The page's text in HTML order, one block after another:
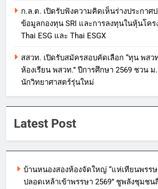
ก.ล.ต. เปิดรับฟังความคิดเห็นร่างประกาศป
ข้อมูลกองทุน SRI และการลงทุนในหุ้นโคร
Thai ESG และ Thai ESGX
สสวท. เปิดรับสมัครสอบคัดเลือก “ทุน พสว
ห้องเรียน พสวท.” ปีการศึกษา 2569 ชวน ม
นักวิทยาศาสตร์รุ่นใหม่
Latest Post
บ้านหนองสองห้องจัดใหญ่ “แห่เทียนพรรษ
ปลอดเหล้าเข้าพรรษา 2569” ชูพลังชุมช